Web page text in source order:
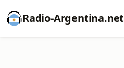
Radio-Argentina.net